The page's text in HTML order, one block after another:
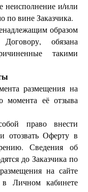
неисполнение и/или
по вине Заказчика.
образом
обязана
такими
размещения на
момента её отзыва
право внести
отозвать Оферту в
Сведения об
до Заказчика по
на сайте
Личном кабинете